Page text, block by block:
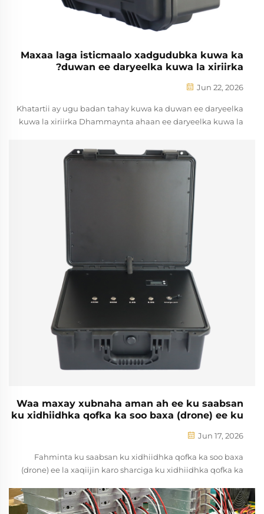
Maxaa laga isticmaalo xadgudubka kuwa ka
duwan ee daryeelka kuwa la xiriirka?
Jun 22, 2026
Khatartii ay ugu badan tahay kuwa ka duwan ee daryeelka
kuwa la xiriirka Dhammaynta ahaan ee daryeelka kuwa la
Daryeelka aan la xiriirin karo oo ah goobaha la xiriirka ayaa
ka badanee kuwa la xiriirka ilaa khatartii ahaan ee
daryeelka. Duri...
Waa maxay xubnaha aman ah ee ku saabsan
ku xidhiidhka qofka ka soo baxa (drone) ee ku
Jun 17, 2026
Fahminta ku saabsan ku xidhiidhka qofka ka soo baxa
(drone) ee la xaqiijin karo sharciga ku xidhiidhka qofka ka
ah sharciyada federaalka si ay ugu dhisato amnaha dhulka
iyo in la xaqiijin karo. Maraykanka, Hay'adda Arrimaha